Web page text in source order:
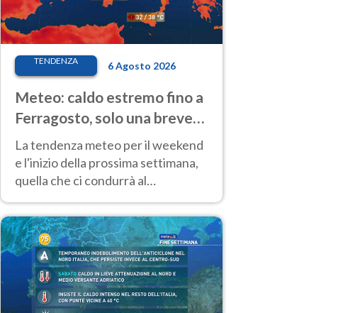
TENDENZA 6 Agosto 2026
Meteo: caldo estremo fino a
Ferragosto, solo una breve
pausa. Ecco dove
La tendenza meteo per il weekend
e l'inizio della prossima settimana,
quella che ci condurrà al
temperature molto elevate